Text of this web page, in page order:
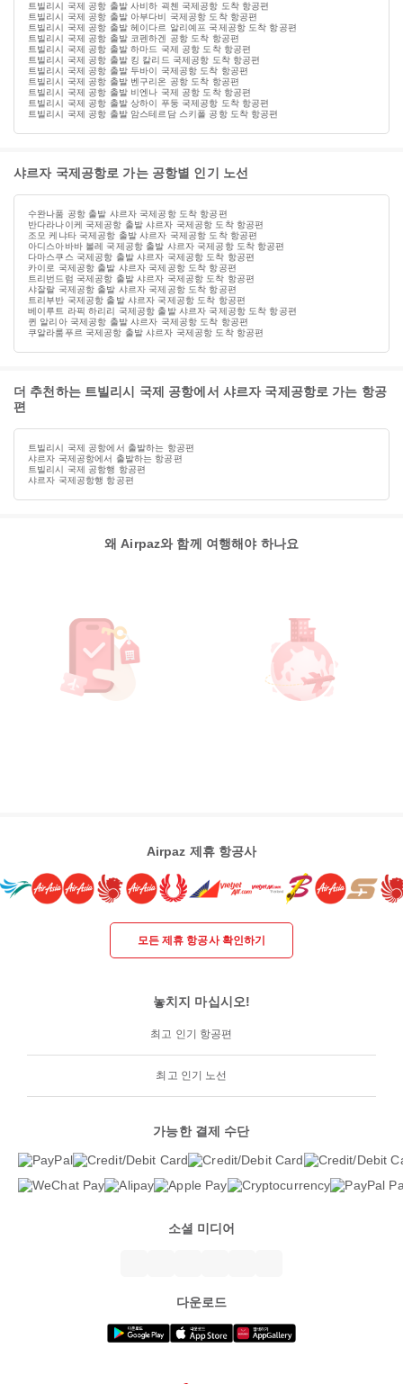
트빌리시 국제 공항 출발 사비하 괵첸 국제공항 도착 항공편
트빌리시 국제 공항 출발 아부다비 국제공항 도착 항공편
트빌리시 국제 공항 출발 헤이다르 알리예프 국제공항 도착 항공편
트빌리시 국제 공항 출발 코펜하겐 공항 도착 항공편
트빌리시 국제 공항 출발 하마드 국제 공항 도착 항공편
트빌리시 국제 공항 출발 킹 칼리드 국제공항 도착 항공편
트빌리시 국제 공항 출발 두바이 국제공항 도착 항공편
트빌리시 국제 공항 출발 벤구리온 공항 도착 항공편
트빌리시 국제 공항 출발 비엔나 국제 공항 도착 항공편
트빌리시 국제 공항 출발 상하이 푸둥 국제공항 도착 항공편
트빌리시 국제 공항 출발 암스테르담 스키폴 공항 도착 항공편
샤르자 국제공항로 가는 공항별 인기 노선
수완나품 공항 출발 샤르자 국제공항 도착 항공편
반다라나이케 국제공항 출발 샤르자 국제공항 도착 항공편
조모 케냐타 국제공항 출발 샤르자 국제공항 도착 항공편
아디스아바바 볼레 국제공항 출발 샤르자 국제공항 도착 항공편
다마스쿠스 국제공항 출발 샤르자 국제공항 도착 항공편
카이로 국제공항 출발 샤르자 국제공항 도착 항공편
트리번드럼 국제공항 출발 샤르자 국제공항 도착 항공편
샤잘랄 국제공항 출발 샤르자 국제공항 도착 항공편
트리부반 국제공항 출발 샤르자 국제공항 도착 항공편
베이루트 라픽 하리리 국제공항 출발 샤르자 국제공항 도착 항공편
퀸 알리아 국제공항 출발 샤르자 국제공항 도착 항공편
쿠알라룸푸르 국제공항 출발 샤르자 국제공항 도착 항공편
더 추천하는 트빌리시 국제 공항에서 샤르자 국제공항로 가는 항공
편
트빌리시 국제 공항에서 출발하는 항공편
샤르자 국제공항에서 출발하는 항공편
트빌리시 국제 공항행 항공편
샤르자 국제공항행 항공편
왜 Airpaz와 함께 여행해야 하나요
Airpaz 제휴 항공사
모든 제휴 항공사 확인하기
놓치지 마십시오!
최고 인기 항공편
최고 인기 노선
가능한 결제 수단
소셜 미디어
다운로드